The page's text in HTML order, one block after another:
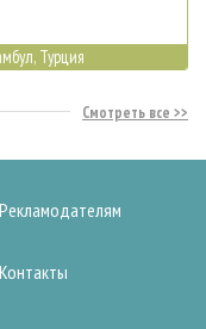
Турция
Смотреть все
Рекламодателям
Контакты